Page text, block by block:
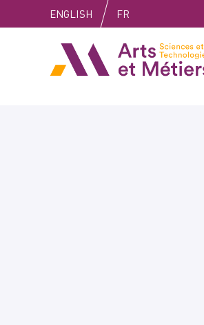
to
to
to
ENGLISH FR
Arts et métiers